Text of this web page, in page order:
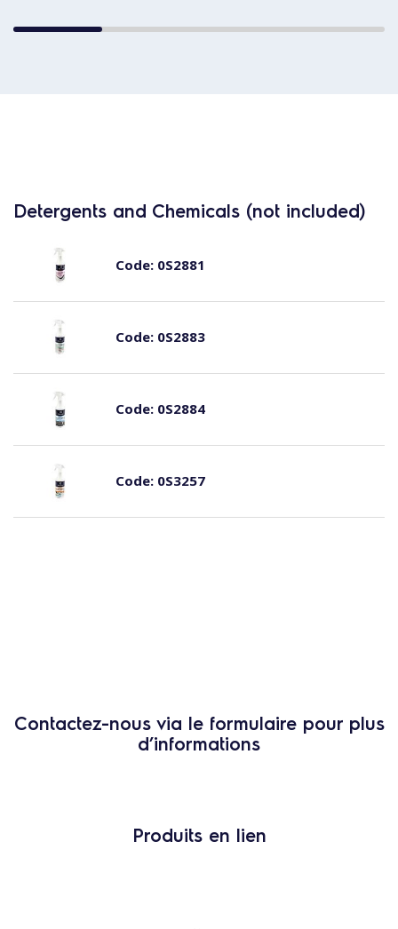
Detergents and Chemicals (not included)
Code:0S2881
Code:0S2883
Code:0S2884
Code:0S3257
Contactez-nous via le formulaire pour plus
d’informations
Produits en lien